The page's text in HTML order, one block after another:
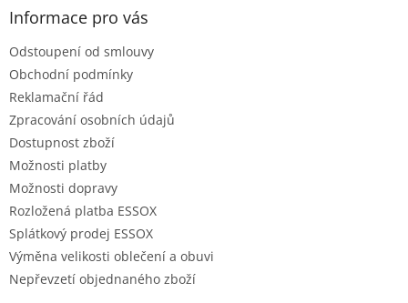
Informace pro vás
Odstoupení od smlouvy
Obchodní podmínky
Reklamační řád
Zpracování osobních údajů
Dostupnost zboží
Možnosti platby
Možnosti dopravy
Rozložená platba ESSOX
Splátkový prodej ESSOX
Výměna velikosti oblečení a obuvi
Nepřevzetí objednaného zboží